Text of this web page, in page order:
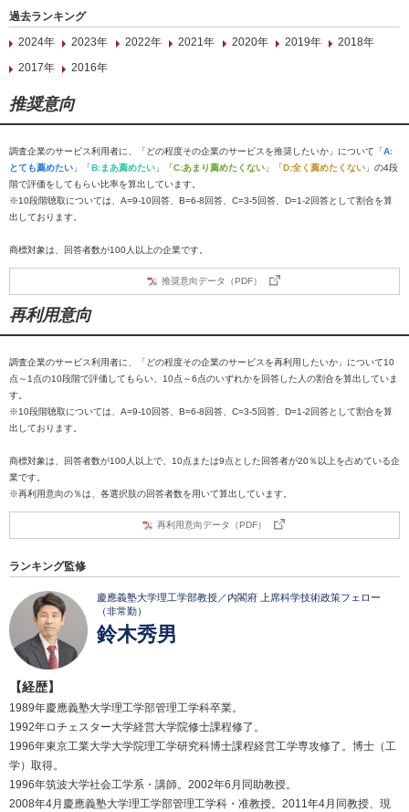
過去ランキング
2024年
2023年 2022年 2021年 2020年 2019年
2018年
2017年
2016年
推奨意向
調査企業のサービス利用者に、「どの程度その企業のサービスを推奨したいか」について「A:
とても薦めたい 」「B:まあ薦めたい 」「C:あまり薦めたくない 」「D:全く薦めたくない 」の4段
階で評価をしてもらい比率を算出しています。
※10段階聴取については、A=9-10回答、B=6-8回答、C=3-5回答、D=1-2回答として割合を算
出しております。
商標対象は、回答者数が100人以上の企業です。
推奨意向データ（PDF）
再利用意向
調査企業のサービス利用者に、「どの程度その企業のサービスを再利用したいか」について10
点～1点の10段階で評価してもらい、10点～6点のいずれかを回答した人の割合を算出していま
す。
※10段階聴取については、A=9-10回答、B=6-8回答、C=3-5回答、D=1-2回答として割合を算
出しております。
商標対象は、回答者数が100人以上で、10点または9点とした回答者が20％以上を占めている企
業です。
※再利用意向の％は、各選択肢の回答者数を用いて算出しています。
再利用意向データ（PDF）
ランキング監修
慶應義塾大学理工学部教授／内閣府 上席科学技術政策フェロー
（非常勤）
鈴木秀男
【経歴】
1989年慶應義塾大学理工学部管理工学科卒業。
1992年ロチェスター大学経営大学院修士課程修了。
1996年東京工業大学大学院理工学研究科博士課程経営工学専攻修了。博士（工
学）取得。
1996年筑波大学社会工学系・講師。2002年6月同助教授。
2008年4月慶應義塾大学理工学部管理工学科・准教授。2011年4月同教授、現